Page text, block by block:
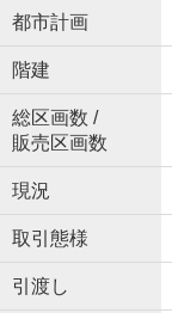
都市計画
階建
総区画数 /
販売区画数
現況
取引態様
引渡し